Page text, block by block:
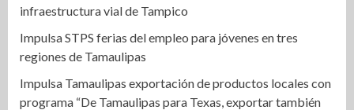
infraestructura vial de Tampico
Impulsa STPS ferias del empleo para jóvenes en tres
regiones de Tamaulipas
Impulsa Tamaulipas exportación de productos locales con
programa “De Tamaulipas para Texas, exportar también